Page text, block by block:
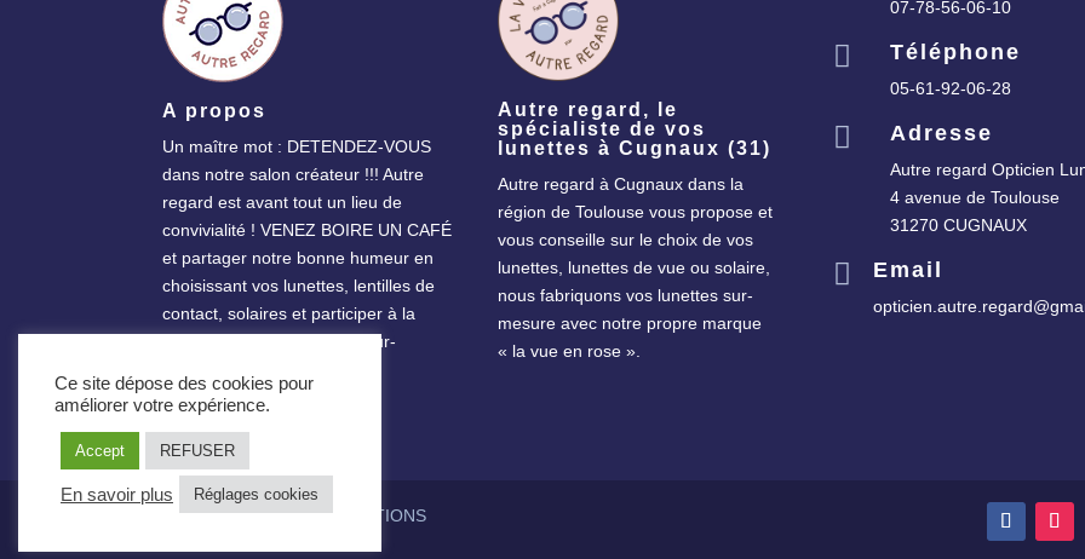
A propos
Un maître mot : DETENDEZ-VOUS
dans notre salon créateur !!! Autre
regard est avant tout un lieu de
convivialité ! VENEZ BOIRE UN CAFÉ
et partager notre bonne humeur en
choisissant vos lunettes, lentilles de
contact, solaires et participer à la
création de votre monture sur-
Autre regard, le
spécialiste de vos
lunettes à Cugnaux (31)
Autre regard à Cugnaux dans la
région de Toulouse vous propose et
vous conseille sur le choix de vos
lunettes, lunettes de vue ou solaire,
nous fabriquons vos lunettes sur-
mesure avec notre propre marque
« la vue en rose ».
07-78-56-06-10
 Téléphone
05-61-92-06-28
 Adresse
Autre regard Opticien
4 avenue de Toulouse
31270 CUGNAUX
 Email
Sité réalisé parPEAL SOLUTIONS
Ce site dépose des cookies pour
améliorer votre expérience.
Accept REFUSER
En savoir plus Réglages cookies